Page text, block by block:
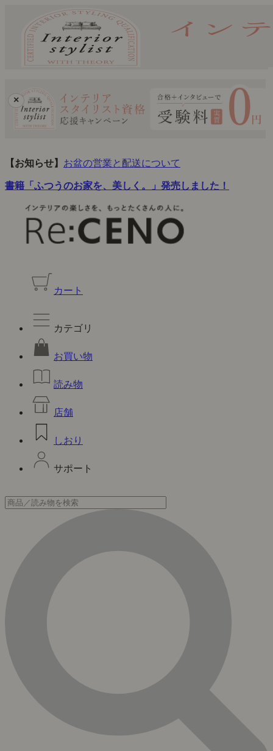
×
【お知らせ】 お盆の営業と配送について
書籍「ふつうのお家を、美しく。」発売しました！
カート
カテゴリ
お買い物
読み物
店舗
しおり
サポート